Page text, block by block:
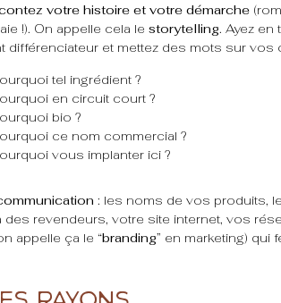
votre histoire et votre démarche
!). On appelle cela le storytelling. Ayez en
différenciateur et mettez des mots sur vos
tel ingrédient ?
en circuit court ?
bio ?
ce nom commercial ?
vous implanter ici ?
: les noms de vos produits,
revendeurs, votre site internet, vos
appelle ça le “branding” en marketing) qui